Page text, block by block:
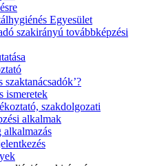
Egyesület
szakirányú továbbképzési
ismeretek
szakdolgozati
alkalmak
alkalmazás